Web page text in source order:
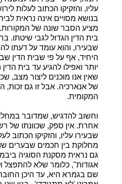
עליו, והזקיקו הכתוב לעלות
בנושא מסויים אינה נראית
מציע הסבר שונה של
בית הדין הגדול לגבי שיטתו.
שבעירו, והוא עומד על דעתו
היחיד, אף על פי שבית הדין
יותר ואפילו להגיע עד בית
שאין אנו מוכנים ליצור מצב,
של אנארכיה. אבל זו גם זכות,
המקומית.
וחשוב להדגיש, שמדובר
אחרת. אין ספק, שכוונתו של
שבעירו עליו, והזקיקו הכתוב
מחלוקת בין חכמים שבערים
גם נראית מסקנת הסוגיה
אגודות", כלומר שלא להתפצל
שם בגמרא היא, עד היכן החובה